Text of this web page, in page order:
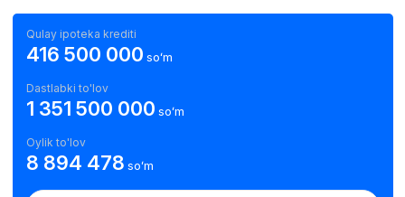
Qulay ipoteka krediti
416 500 000 soʻm
Dastlabki to'lov
1 351 500 000 soʻm
Oylik to'lov
8 894 478 soʻm